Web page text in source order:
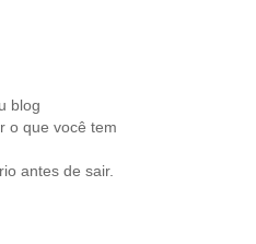
blog
o que você tem
antes de sair.